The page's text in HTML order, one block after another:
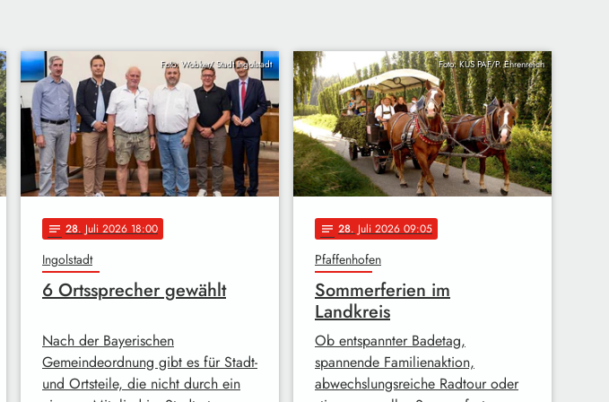
Foto: Wobker/ Stadt Ingolstadt
notes 28. Juli 2026 18:00
Ingolstadt
6 Ortssprecher gewählt
Nach der Bayerischen
Gemeindeordnung gibt es für Stadt-
und Ortsteile, die nicht durch ein
Foto: KUS PAF/P. Ehrenreich
notes 28. Juli 2026 09:05
Pfaffenhofen
Sommerferien im
Landkreis
Ob entspannter Badetag,
spannende Familienaktion,
abwechslungsreiche Radtour oder